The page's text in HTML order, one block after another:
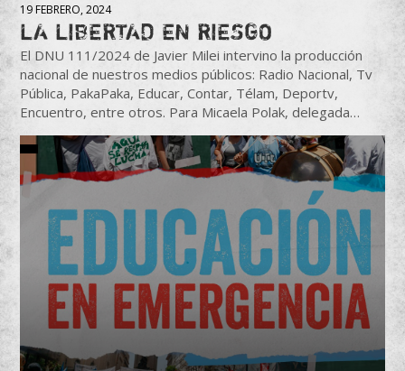
19 FEBRERO, 2024
LA LIBERTAD EN RIESGO
El DNU 111/2024 de Javier Milei intervino la producción
nacional de nuestros medios públicos: Radio Nacional, Tv
Pública, PakaPaka, Educar, Contar, Télam, Deportv,
Encuentro, entre otros. Para Micaela Polak, delegada…